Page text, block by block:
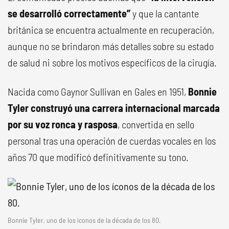
se desarrolló correctamente”y que la cantante
británica se encuentra actualmente en recuperación,
aunque no se brindaron más detalles sobre su estado
de salud ni sobre los motivos específicos de la cirugía.
Nacida como Gaynor Sullivan en Gales en 1951, Bonnie
Tyler construyó una carrera internacional marcada
por su voz ronca y rasposa, convertida en sello
personal tras una operación de cuerdas vocales en los
años 70 que modificó definitivamente su tono.
Bonnie Tyler, uno de los íconos de la década de los 80.